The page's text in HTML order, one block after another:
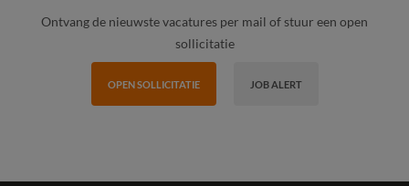
Ontvang de nieuwste vacatures per mail of stuur een open
sollicitatie
OPEN SOLLICITATIE JOB ALERT